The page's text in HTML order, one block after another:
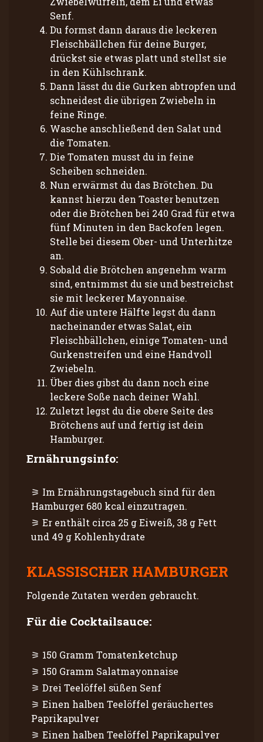
Senf.
Du formst dann daraus die leckeren
Fleischbällchen für deine Burger,
drückst sie etwas platt und stellst sie
in den Kühlschrank.
Dann lässt du die Gurken abtropfen und
schneidest die übrigen Zwiebeln in
feine Ringe.
Wasche anschließend den Salat und
die Tomaten.
Die Tomaten musst du in feine
Scheiben schneiden.
Nun erwärmst du das Brötchen. Du
kannst hierzu den Toaster benutzen
oder die Brötchen bei 240 Grad für etwa
fünf Minuten in den Backofen legen.
Stelle bei diesem Ober- und Unterhitze
an.
Sobald die Brötchen angenehm warm
sind, entnimmst du sie und bestreichst
sie mit leckerer Mayonnaise.
Auf die untere Hälfte legst du dann
nacheinander etwas Salat, ein
Fleischbällchen, einige Tomaten- und
Gurkenstreifen und eine Handvoll
Zwiebeln.
Über dies gibst du dann noch eine
leckere Soße nach deiner Wahl.
Zuletzt legst du die obere Seite des
Brötchens auf und fertig ist dein
Hamburger.
Ernährungsinfo:
Im Ernährungstagebuch sind für den
Hamburger 680 kcal einzutragen.
Er enthält circa 25 g Eiweiß, 38 g Fett
und 49 g Kohlenhydrate
KLASSISCHER HAMBURGER
Folgende Zutaten werden gebraucht.
Für die Cocktailsauce:
150 Gramm Tomatenketchup
150 Gramm Salatmayonnaise
Drei Teelöffel süßen Senf
Einen halben Teelöffel geräuchertes
Paprikapulver
Einen halben Teelöffel Paprikapulver